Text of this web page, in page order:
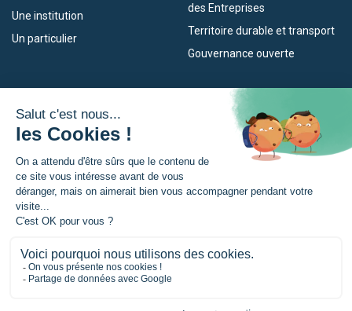
Une institution
Un particulier
des Entreprises
Territoire durable et transport
Gouvernance ouverte
Empleo
Eskola Futura
Forma NAEN
TRANSFERMUGA-RREKIN
L’Eurorégion
Qu’est-ce que l’Eurorégion ?
Actualités
Espace presse